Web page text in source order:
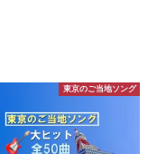
東京のご当地ソング